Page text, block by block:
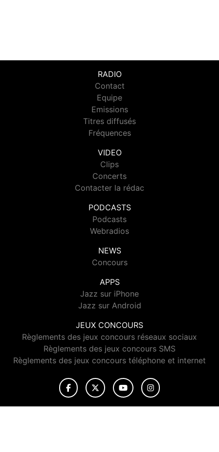
RADIO
Contact
Equipe
Emissions
Titres diffusés
Fréquences
VIDEO
Clips
Concerts
Contacter la rédac
PODCASTS
Podcasts
Webradios
NEWS
Concours
APPS
Jazz sur iPhone
Jazz sur Android
JEUX CONCOURS
Règlements des jeux concours réseaux sociaux
Règlements des jeux concours SMS
Règlements des jeux concours téléphone et internet